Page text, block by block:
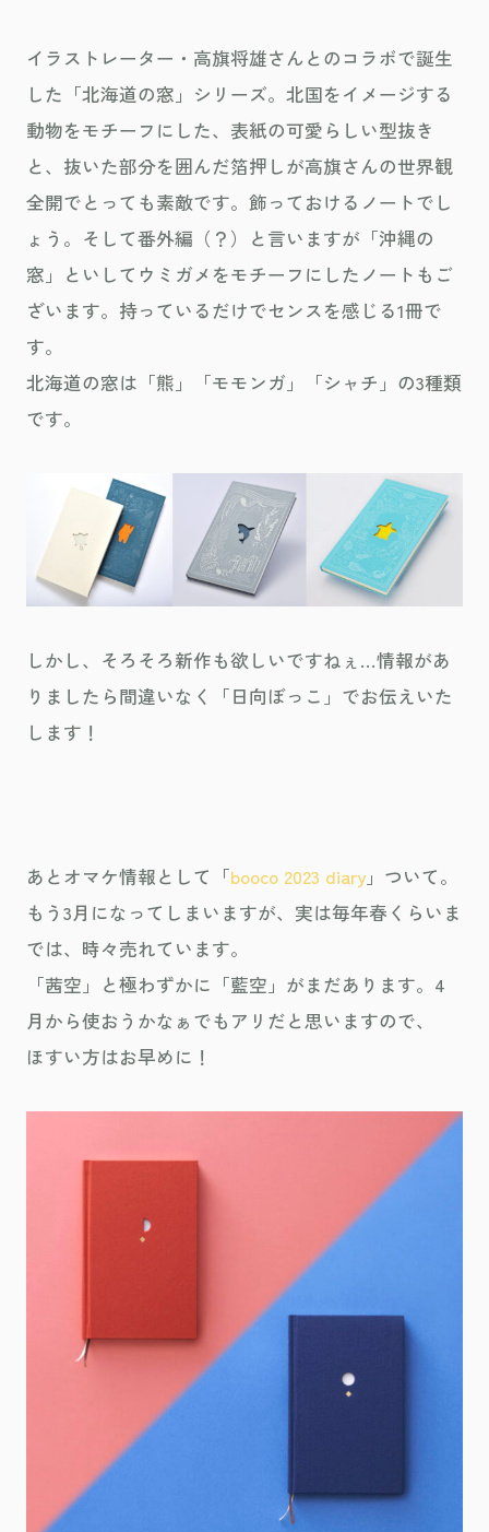
イラストレーター・高旗将雄さんとのコラボで誕生
した「北海道の窓」シリーズ。北国をイメージする
動物をモチーフにした、表紙の可愛らしい型抜き
と、抜いた部分を囲んだ箔押しが高旗さんの世界観
全開でとっても素敵です。飾っておけるノートでし
ょう。そして番外編（？）と言いますが「沖縄の
窓」といしてウミガメをモチーフにしたノートもご
ざいます。持っているだけでセンスを感じる1冊で
す。
北海道の窓は「熊」「モモンガ」「シャチ」の3種類
です。
しかし、そろそろ新作も欲しいですねぇ…情報があ
りましたら間違いなく「日向ぼっこ」でお伝えいた
します！
あとオマケ情報として「booco 2023 diary」ついて。
もう3月になってしまいますが、実は毎年春くらいま
では、時々売れています。
「茜空」と極わずかに「藍空」がまだあります。4
月から使おうかなぁでもアリだと思いますので、
ほすい方はお早めに！